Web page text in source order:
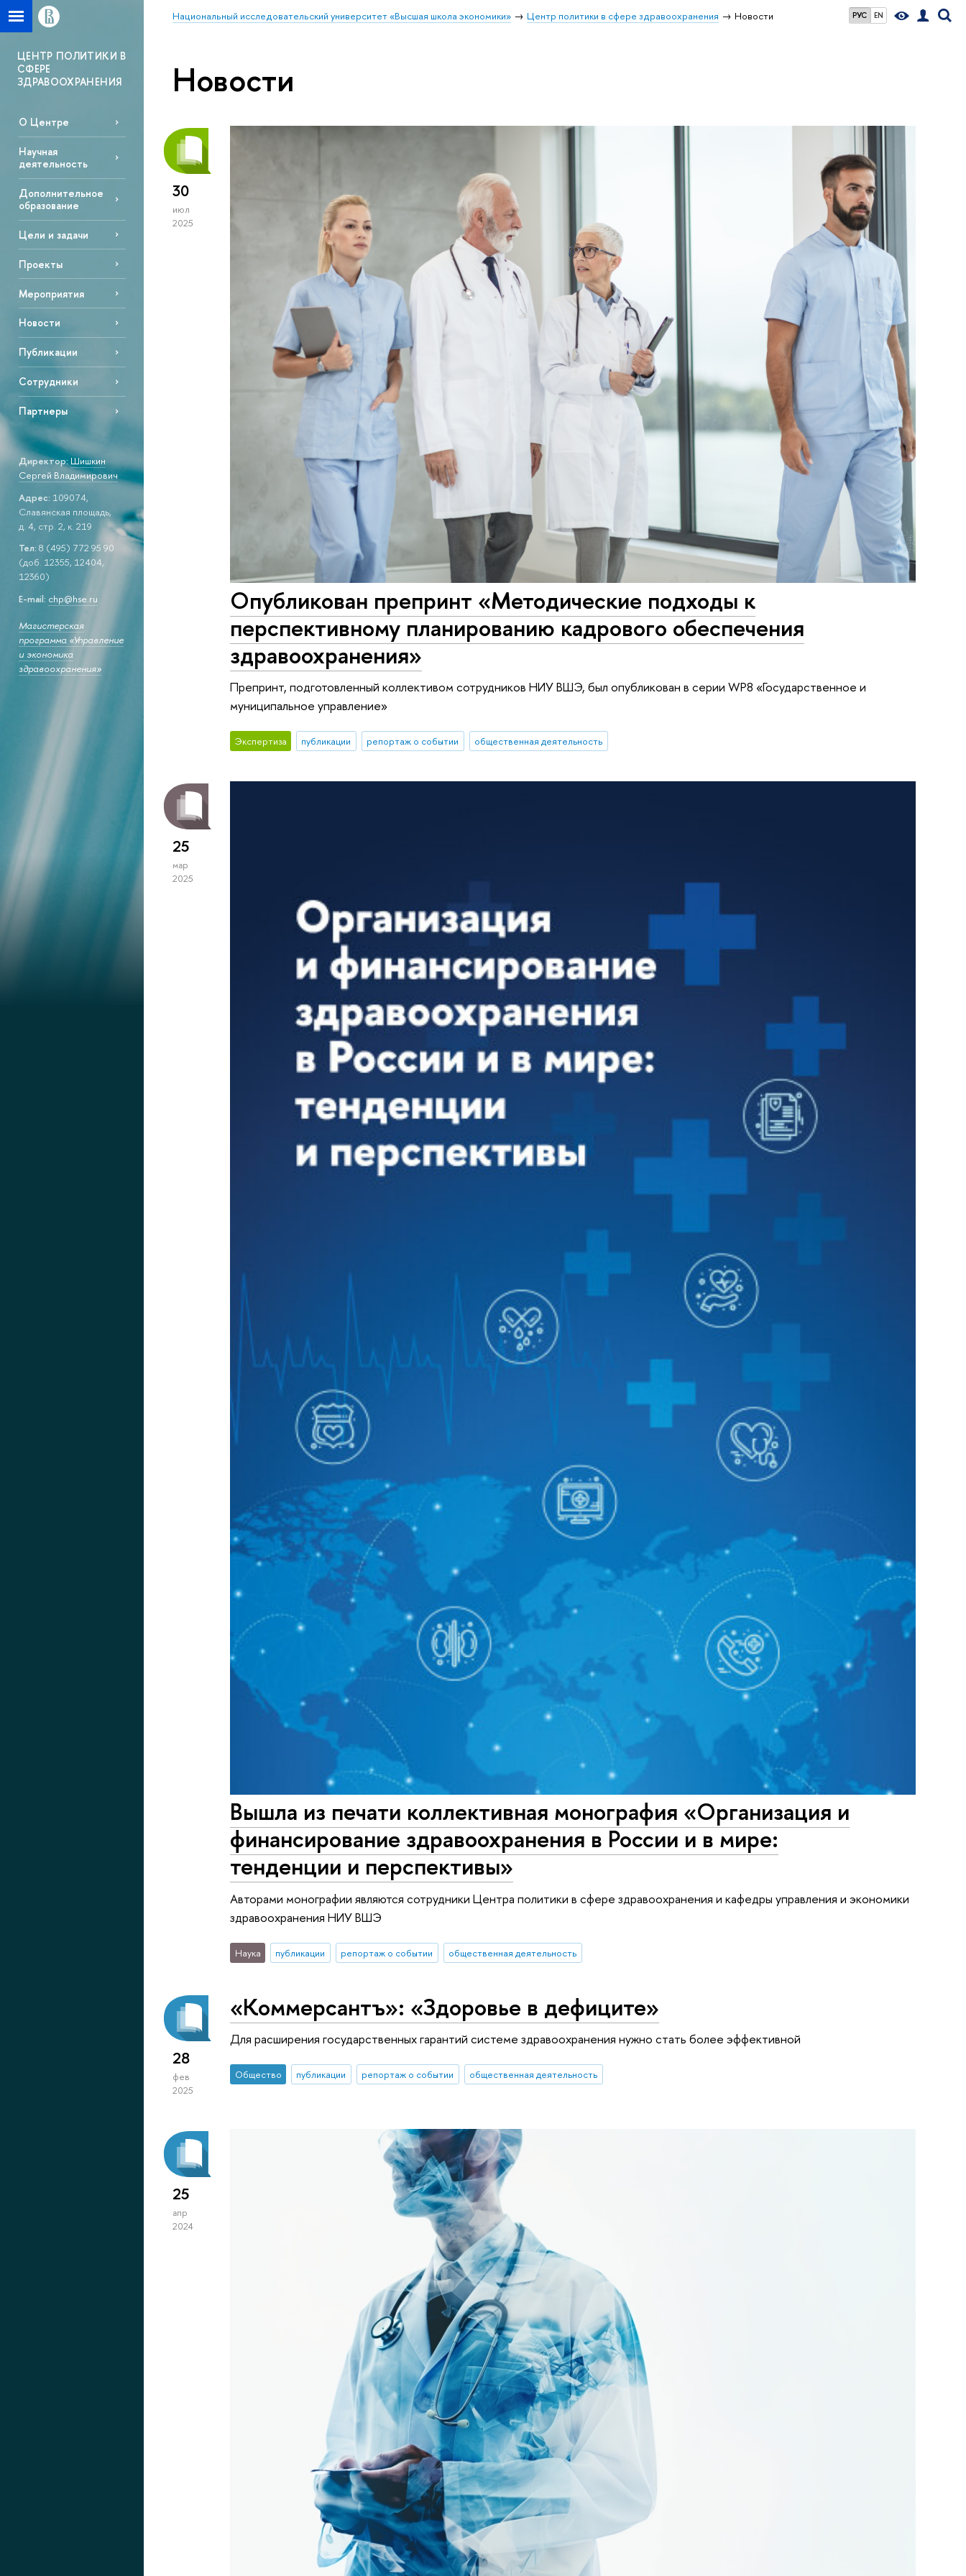
РУС EN
Национальный исследовательский университет «Высшая школа экономики» Центр политики в сфере здравоохранения Новости
ЦЕНТР ПОЛИТИКИ В
СФЕРЕ
ЗДРАВООХРАНЕНИЯ
О Центре
Научная
деятельность
Дополнительное
образование
Цели и задачи
Проекты
Мероприятия
Новости
Публикации
Сотрудники
Партнеры
Директор: Шишкин
Сергей Владимирович
Адрес: 109074,
Славянская площадь,
д. 4, стр. 2, к. 219
Тел: 8 (495) 772 95 90
(доб. 12355, 12404,
12360)
E-mail: chp@hse.ru
Магистерская
программа «Управление
и экономика
здравоохранения»
Новости
30
июл
2025
Опубликован препринт «Методические подходы к
перспективному планированию кадрового обеспечения
здравоохранения»
Препринт, подготовленный коллективом сотрудников НИУ ВШЭ, был опубликован в серии WP8 «Государственное и
муниципальное управление»
Экспертиза публикации репортаж о событии общественная деятельность
25
мар
2025
Вышла из печати коллективная монография «Организация и
финансирование здравоохранения в России и в мире:
тенденции и перспективы»
Авторами монографии являются сотрудники Центра политики в сфере здравоохранения и кафедры управления и экономики
здравоохранения НИУ ВШЭ
Наука публикации репортаж о событии общественная деятельность
28
фев
2025
«Коммерсантъ»: «Здоровье в дефиците»
Для расширения государственных гарантий системе здравоохранения нужно стать более эффективной
Общество публикации репортаж о событии общественная деятельность
25
апр
2024